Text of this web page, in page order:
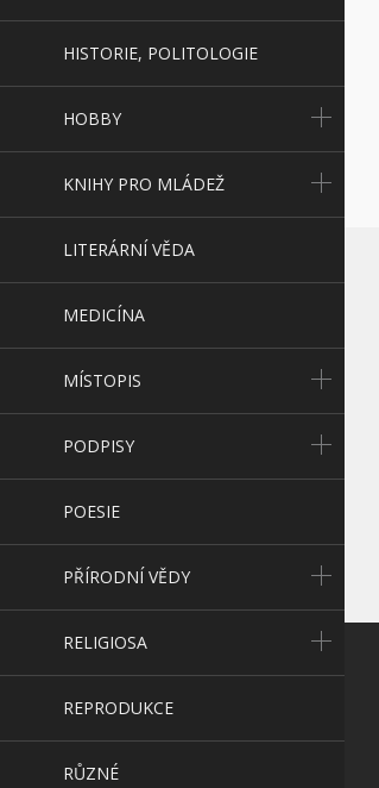
HISTORIE, POLITOLOGIE
HOBBY
KNIHY PRO MLÁDEŽ
LITERÁRNÍ VĚDA
MEDICÍNA
MÍSTOPIS
PODPISY
POESIE
PŘÍRODNÍ VĚDY
RELIGIOSA
REPRODUKCE
RŮZNÉ